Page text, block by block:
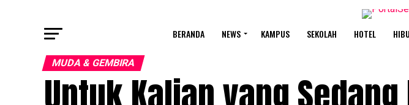
BERANDA NEWS KAMPUS SEKOLAH HOTEL
MUDA & GEMBIRA